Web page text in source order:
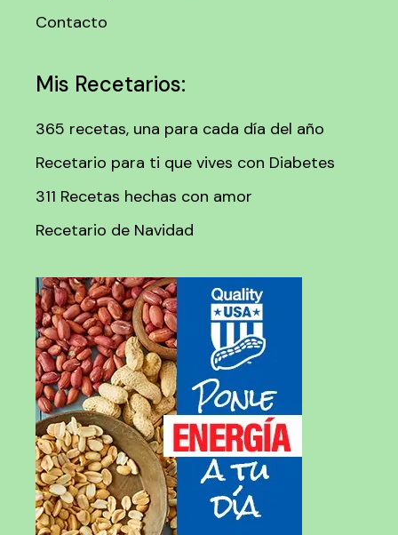
Contacto
Mis Recetarios:
365 recetas, una para cada día del año
Recetario para ti que vives con Diabetes
311 Recetas hechas con amor
Recetario de Navidad